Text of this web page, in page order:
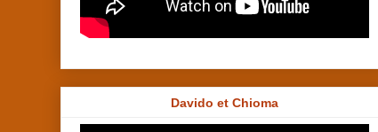
Davido et Chioma